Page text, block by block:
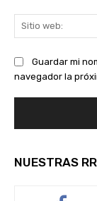
Guardar mi
navegador la
NUESTRAS